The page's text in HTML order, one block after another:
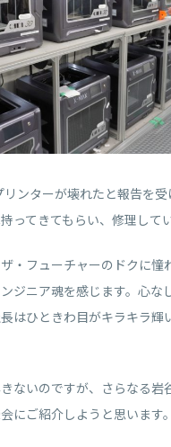
リンターが壊れたと報告を
ってきてもらい、修理して
・フューチャーのドクに憧
ジニア魂を感じます。心な
はひときわ目がキラキラ輝
ないのですが、さらなる岩
にご紹介しようと思います。